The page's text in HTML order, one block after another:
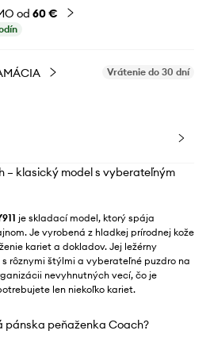
od 60 €
Vrátenie do 30 dní
– klasický model s vyberateľným
je skladací model, ktorý spája
Je vyrobená z hladkej prírodnej kože
kariet a dokladov. Jej ležérny
rôznymi štýlmi a vyberateľné puzdro na
nevyhnutných vecí, čo je
len niekoľko kariet.
pánska peňaženka Coach?